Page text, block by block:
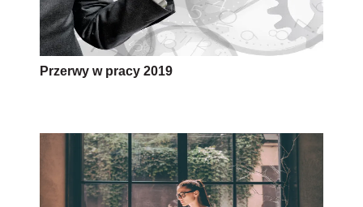
Przerwy w pracy 2019